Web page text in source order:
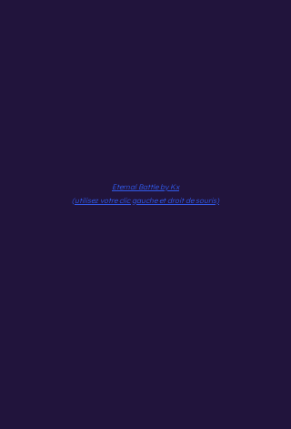
Eternal Battle by Kx
(utilisez votre clic gauche et droit de souris)